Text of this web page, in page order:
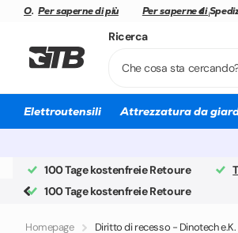
Officina di assistenza MAKITAPer saperne di più
Officina di assistenza MAKITASpedizione rapida
Per saperne di più
Spedizione rapida
Ricerca
Elettroutensili Attrezzatura da
100 Tage kostenfreie Retoure
100 Tage kostenfreie Retoure
Homepage Diritto di recesso - Dinotech e.K.